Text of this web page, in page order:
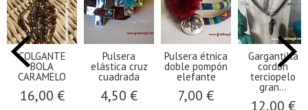
COLGANTE
BOLA
CARAMELO
16,00 €
Pulsera
elástica cruz
cuadrada
4,50 €
Pulsera étnica
doble pompón
elefante
7,00 €
Gargantilla
cordón
terciopelo
gran...
12,00 €